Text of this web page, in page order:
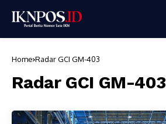
Home Radar GCI GM-403
Radar GCI GM-403